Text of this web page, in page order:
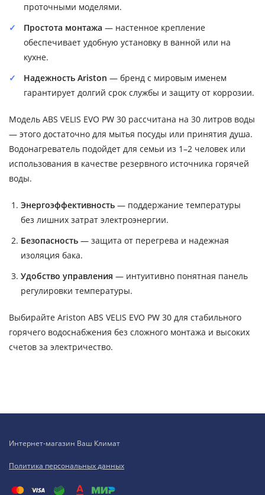
проточными моделями.
Простота монтажа — настенное крепление
обеспечивает удобную установку в ванной или на
кухне.
Надежность Ariston — бренд с мировым именем
гарантирует долгий срок службы и защиту от коррозии.
Модель ABS VELIS EVO PW 30 рассчитана на 30 литров воды
— этого достаточно для мытья посуды или принятия душа.
Водонагреватель подойдет для семьи из 1–2 человек или
использования в качестве резервного источника горячей
воды.
Энергоэффективность — поддержание температуры
без лишних затрат электроэнергии.
Безопасность — защита от перегрева и надежная
изоляция бака.
Удобство управления — интуитивно понятная панель
регулировки температуры.
Выбирайте Ariston ABS VELIS EVO PW 30 для стабильного
горячего водоснабжения без сложного монтажа и высоких
счетов за электричество.
Интернет-магазин Ваш Климат
Политика персональных данных